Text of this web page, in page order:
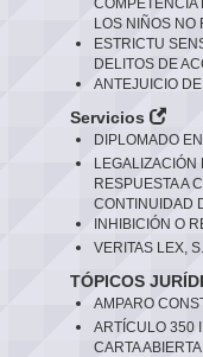
COMPETENCIA
LOS NIÑOS NO
ESTRICTU
DELITOS DE
ANTEJUICIO
Servicios
DIPLOMADO
RESPUESTA A
CONTINUIDAD
INHIBICIÓN O
VERITAS LEX,
TÓPICOS
AMPARO
ARTÍCULO 350
CARTA